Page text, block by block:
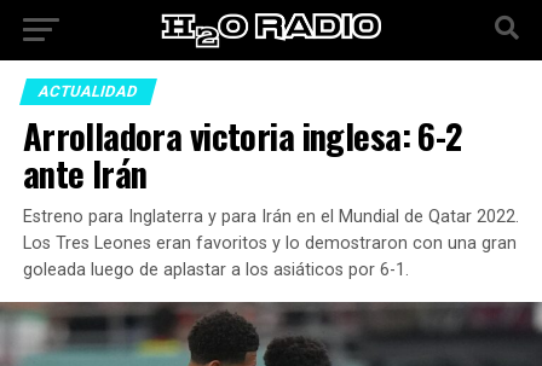
ACTUALIDAD
Arrolladora victoria inglesa: 6-2
ante Irán
Estreno para Inglaterra y para Irán en el Mundial de Qatar 2022.
Los Tres Leones eran favoritos y lo demostraron con una gran
goleada luego de aplastar a los asiáticos por 6-1.